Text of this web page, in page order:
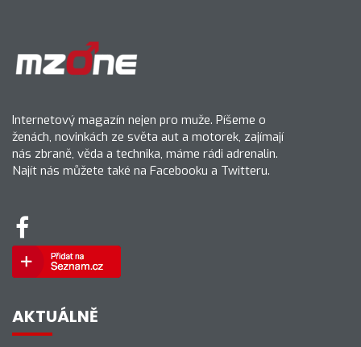
Internetový magazín nejen pro muže. Píšeme o
ženách, novinkách ze světa aut a motorek, zajímají
nás zbraně, věda a technika, máme rádi adrenalin.
Najít nás můžete také na Facebooku a Twitteru.
AKTUÁLNĚ